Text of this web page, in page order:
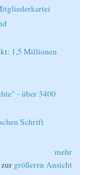
1,5 Millionen
- über 3400
Schrift
mehr
zur größeren Ansicht